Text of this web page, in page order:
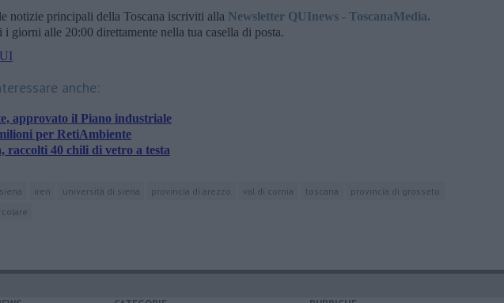
notizie principali della Toscana iscriviti alla Newsletter QUInews - ToscanaMedia.
giorni alle 20:00 direttamente nella tua casella di posta.
anche:
approvato il Piano industriale
per RetiAmbiente
raccolti 40 chili di vetro a testa
iren università di siena provincia di arezzo val di cornia toscana
provincia di grosseto